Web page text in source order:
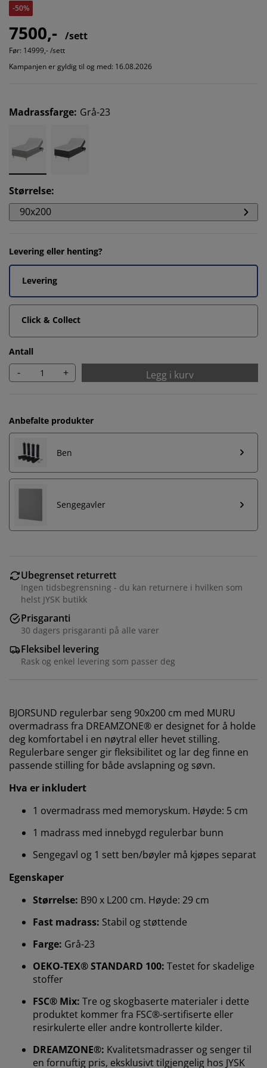
-50%
7500,- /sett
Før: 14999,- /sett
Kampanjen er gyldig til og med: 16.08.2026
Madrassfarge: Grå-23
Størrelse:
90x200
Levering eller henting?
Levering
Click & Collect
Antall
- + Legg i kurv
Anbefalte produkter
Ben
Sengegavler
Ubegrenset returrett
Ingen tidsbegrensning - du kan returnere i hvilken som
helst JYSK butikk
Prisgaranti
30 dagers prisgaranti på alle varer
Fleksibel levering
Rask og enkel levering som passer deg
BJORSUND regulerbar seng 90x200 cm med MURU
overmadrass fra DREAMZONE® er designet for å holde
deg komfortabel i en nøytral eller hevet stilling.
Regulerbare senger gir fleksibilitet og lar deg finne en
passende stilling for både avslapning og søvn.
Hva er inkludert
1 overmadrass med memoryskum. Høyde: 5 cm
1 madrass med innebygd regulerbar bunn
Sengegavl og 1 sett ben/bøyler må kjøpes separat
Egenskaper
Størrelse: B90 x L200 cm. Høyde: 29 cm
Fast madrass: Stabil og støttende
Farge: Grå-23
OEKO-TEX® STANDARD 100: Testet for skadelige
stoffer
FSC® Mix: Tre og skogbaserte materialer i dette
produktet kommer fra FSC®-sertifiserte eller
resirkulerte eller andre kontrollerte kilder.
DREAMZONE®: Kvalitetsmadrasser og senger til
en fornuftig pris, eksklusivt tilgjengelig hos JYSK
Vi tilpasser opplevelsen din
mobile identifikatorer for å sikre en god opplevelse når
du besøker nettsiden vår. Informasjonskapsler samler
inn informasjon om deg for å sikre funksjonalitet,
statistikk og relevant markedsføring.
Når du godtar markedsførings-informasjonskapslene,
deler vi nettleserdataene dine med
for skreddersydd og statisk annonsering. Du kan lese
mer om formålene under "Tilpass" og når som helst